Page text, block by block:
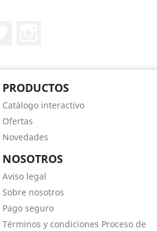
PRODUCTOS
Catálogo interactivo
Ofertas
Novedades
NOSOTROS
Aviso legal
Sobre nosotros
Pago seguro
Términos y condiciones Proceso de